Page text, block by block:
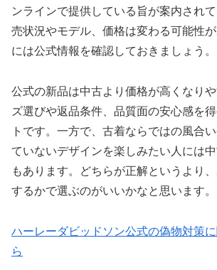
ンラインで提供している旨が案内され
売状況やモデル、価格は変わる可能性
には公式情報を確認しておきましょう。
公式の新品は中古より価格が高くなり
ズ選びや返品条件、品質面の安心感を
トです。一方で、古着ならではの風合
ていないデザインを楽しみたい人には
もあります。どちらが正解というより
するかで選ぶのがいいかなと思います。
ハーレーダビッドソン公式の偽物対策
ら